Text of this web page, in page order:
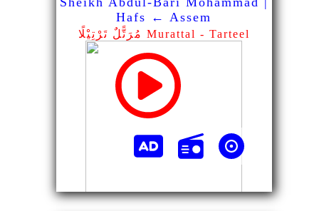
Hafs ← Assem
مُرَتًّلٌ تَرْتِيْلًا Murattal - Tarteel